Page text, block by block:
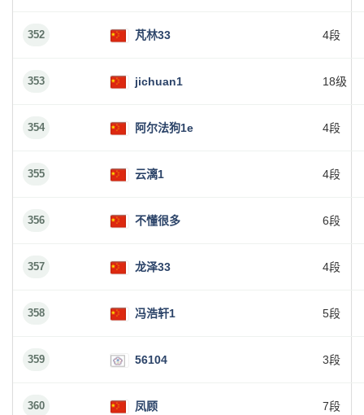
352 芃林33 4段
353 jichuan1 18级
354 阿尔法狗1e 4段
355 云漓1 4段
356 不懂很多 6段
357 龙泽33 4段
358 冯浩轩1 5段
359 56104 3段
360 凤顾 7段